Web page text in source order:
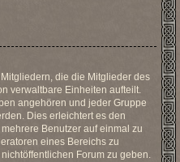
die die Mitglieder des
verwaltbare Einheiten aufteilt.
angehören und jeder Gruppe
Dies erleichtert es den
Benutzer auf einmal zu
eines Bereichs zu
Forum zu geben.